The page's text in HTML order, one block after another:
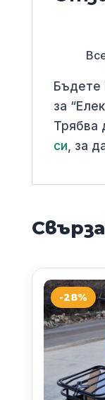
Бъдете
за
Трябва
си, за
-28%